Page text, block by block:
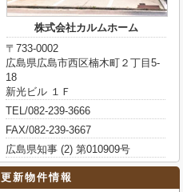
株式会社カルムホーム
〒733-0002
広島県広島市西区楠木町２丁目5-
18
新光ビル １Ｆ
TEL/082-239-3666
FAX/082-239-3667
広島県知事 (2) 第010909号
更新物件情報